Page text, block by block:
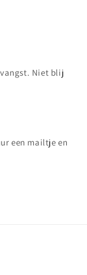
Niet blij
een mailtje en